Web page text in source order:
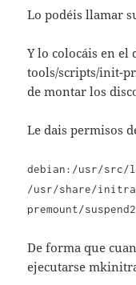
Lo podéis llamar
Y lo colocáis en
tools/scripts/init-
de montar los
Le dais permisos
debian:/usr/src/
/usr/share/
premount/suspend2
De forma que
ejecutarse